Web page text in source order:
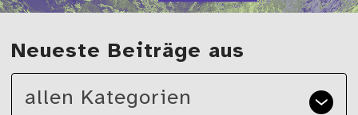
Neueste Beiträge aus
allen Kategorien